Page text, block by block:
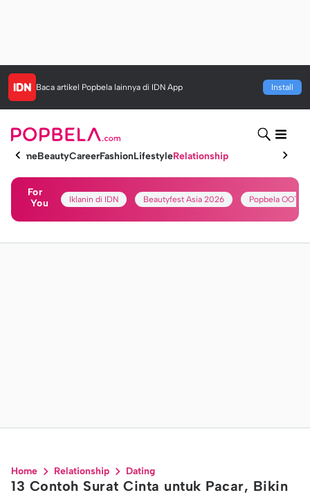
Baca artikel Popbela lainnya di IDN App Install
HomeBeautyCareerFashionLifestyleRelationship
For
You
Iklanin di IDN Beautyfest Asia 2026 Popbela OOTD
Home Relationship Dating
13 Contoh Surat Cinta untuk Pacar, Bikin